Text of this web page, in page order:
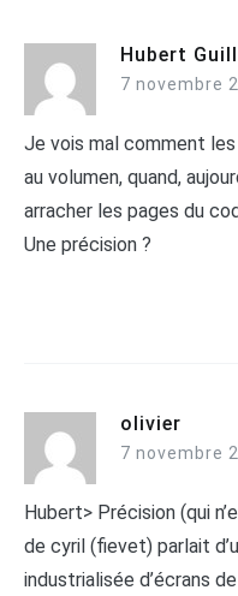
Hubert
7 novembre
Je vois mal comment
au volumen, quand,
arracher les pages du
Une précision ?
olivier
7 novembre
Hubert> Précision (qui
de cyril (fievet) parlait
industrialisée d’écrans